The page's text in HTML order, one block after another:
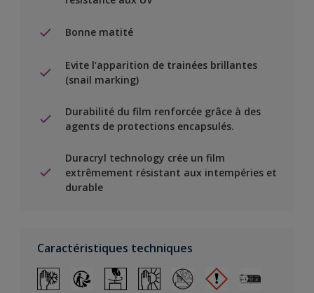
Bonne matité
Evite l’apparition de trainées brillantes
(snail marking)
Durabilité du film renforcée grâce à des
agents de protections encapsulés.
Duracryl technology crée un film
extrêmement résistant aux intempéries et
durable
Caractéristiques techniques